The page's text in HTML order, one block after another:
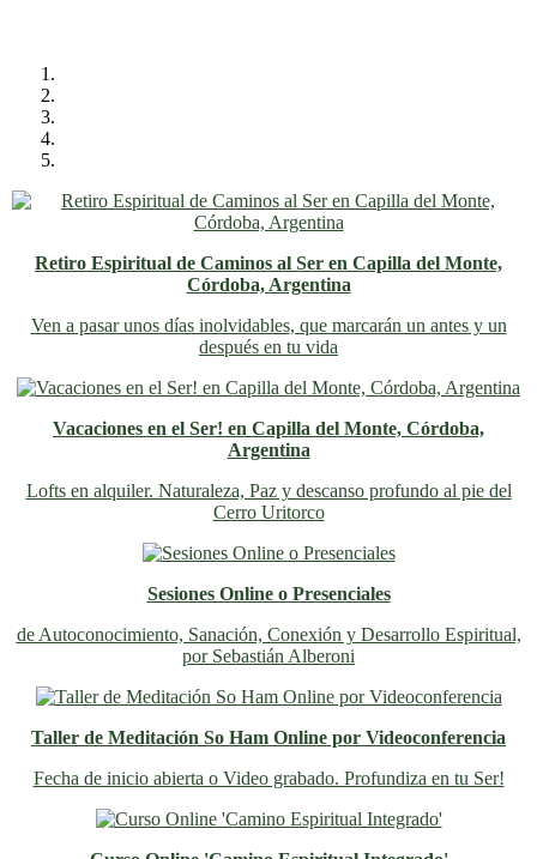
Retiro Espiritual de Caminos al Ser en Capilla del Monte,
Córdoba, Argentina
Ven a pasar unos días inolvidables, que marcarán un antes y un
después en tu vida
Vacaciones en el Ser! en Capilla del Monte, Córdoba,
Argentina
Lofts en alquiler. Naturaleza, Paz y descanso profundo al pie del
Cerro Uritorco
Sesiones Online o Presenciales
de Autoconocimiento, Sanación, Conexión y Desarrollo Espiritual,
por Sebastián Alberoni
Taller de Meditación So Ham Online por Videoconferencia
Fecha de inicio abierta o Video grabado. Profundiza en tu Ser!